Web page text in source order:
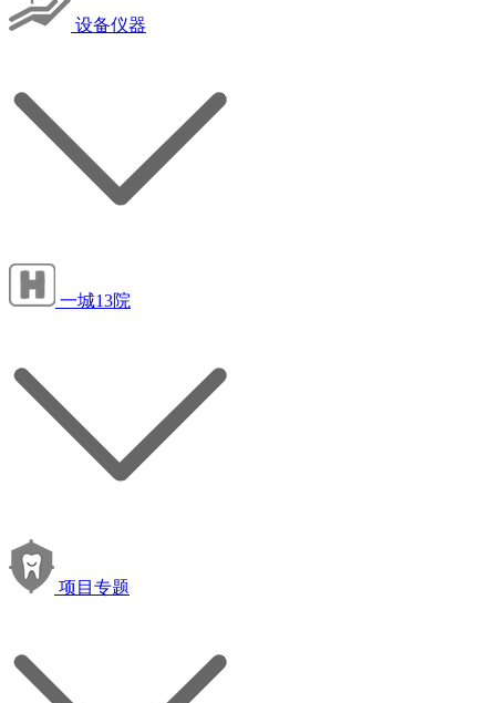
设备仪器
一城13院
项目专题